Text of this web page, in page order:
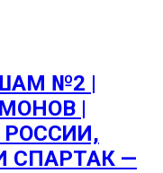
№2 |
|
СПАРТАК —